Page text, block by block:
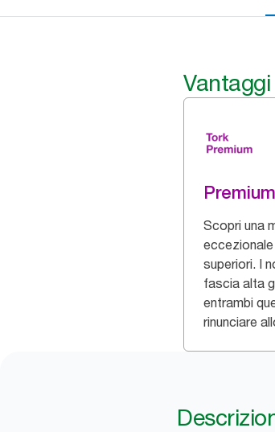
Premium
Scopri una
superiori. I
fascia alta
entrambi
rinunciare